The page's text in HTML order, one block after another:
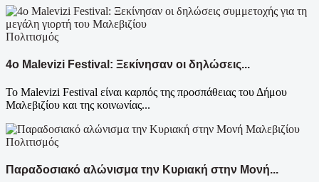
Πολιτισμός
4ο Malevizi Festival: Ξεκίνησαν οι δηλώσεις...
Το Malevizi Festival είναι καρπός της προσπάθειας του Δήμου
Μαλεβιζίου και της κοινωνίας...
Πολιτισμός
Παραδοσιακό αλώνισμα την Κυριακή στην Μονή...